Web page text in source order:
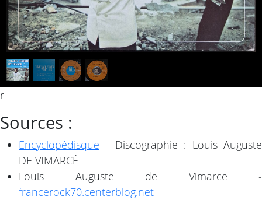
1/4
r
Sources :
Encyclopédisque - Discographie : Louis Auguste
DE VIMARCÉ
Louis Auguste de Vimarce -
francerock70.centerblog.net